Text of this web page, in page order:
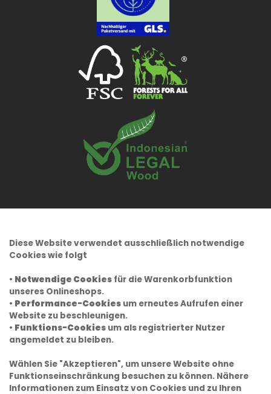
Diese Website verwendet ausschließlich notwendige
Cookies wie folgt
• Notwendige Cookies für die Warenkorbfunktion
unseres Onlineshops.
• Performance-Cookies um erneutes Aufrufen einer
Website zu beschleunigen.
• Funktions-Cookies um als registrierter Nutzer
angemeldet zu bleiben.
Wählen Sie "Akzeptieren", um unsere Website ohne
Funktionseinschränkung besuchen zu können. Nähere
Informationen zum Einsatz von Cookies und zu Ihren